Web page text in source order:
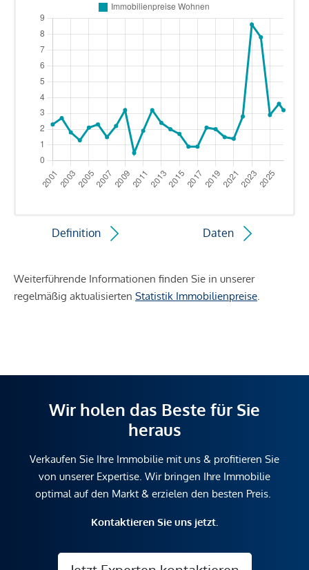
Definition Daten
Weiterführende Informationen finden Sie in unserer
regelmäßig aktualisierten Statistik Immobilienpreise
Wir holen das Beste für Sie
heraus
Verkaufen Sie Ihre Immobilie mit uns & profitieren Sie
von unserer Expertise. Wir bringen Ihre Immobilie
optimal auf den Markt & erzielen den besten Preis.
Kontaktieren Sie uns jetzt.